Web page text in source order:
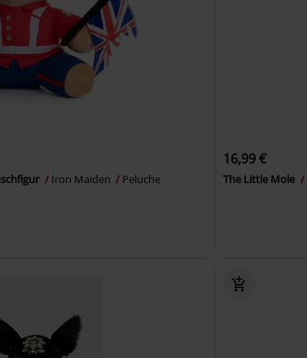
Iron Maiden Peluche
16,99 €
The Little Mole